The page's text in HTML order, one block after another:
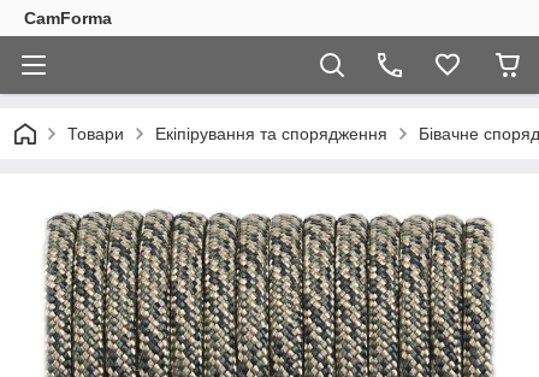
CamForma
Товари Екіпірування та спорядження Бівачне